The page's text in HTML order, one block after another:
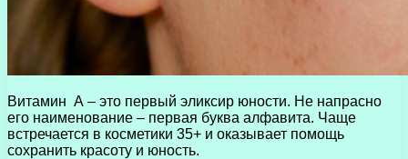
Витамин А – это первый эликсир юности. Не напрасно
его наименование – первая буква алфавита. Чаще
встречается в косметики 35+ и оказывает помощь
сохранить красоту и юность.